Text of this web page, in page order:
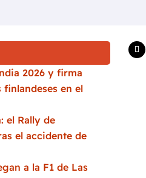
2026 y firma
en el
el Rally de
el accidente de
a la F1 de Las